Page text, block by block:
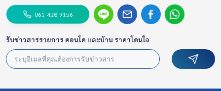
061-428-9156
รับข่าวสารรายการ คอนโด และบ้าน ราคาโดนใจ